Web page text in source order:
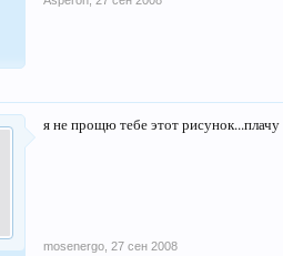
я не прощю тебе этот рисунок...плачу
mosenergo 27 сен 2008